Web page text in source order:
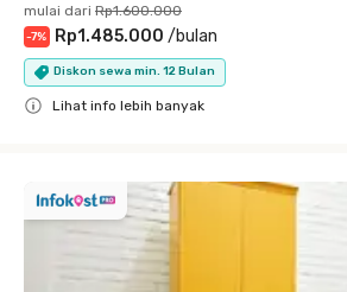
mulai dari Rp1.600.000
-7% Rp1.485.000 /bulan
Diskon sewa min. 12 Bulan
Lihat info lebih banyak